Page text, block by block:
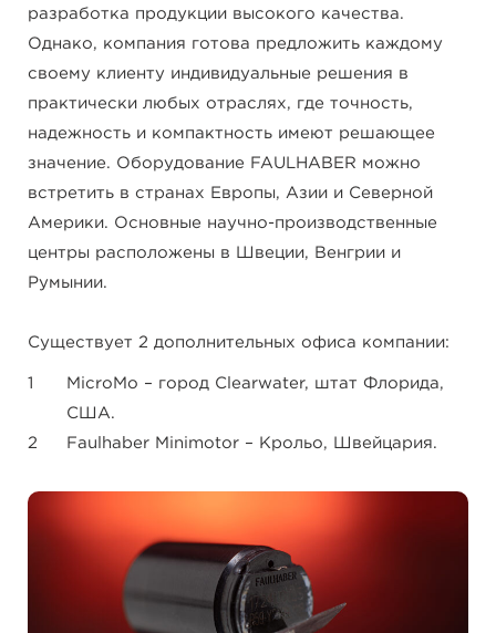
разработка продукции высокого качества.
Однако, компания готова предложить каждому
своему клиенту индивидуальные решения в
практически любых отраслях, где точность,
надежность и компактность имеют решающее
значение. Оборудование FAULHABER можно
встретить в странах Европы, Азии и Северной
Америки. Основные научно-производственные
центры расположены в Швеции, Венгрии и
Румынии.
Существует 2 дополнительных офиса компании:
MicroMo – город Clearwater, штат Флорида,
США.
Faulhaber Minimotor – Крольо, Швейцария.